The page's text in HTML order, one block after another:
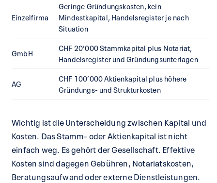
Einzelfirma
Geringe Gründungskosten, kein
Mindestkapital, Handelsregister je nach
Situation
GmbH
CHF 20’000 Stammkapital plus Notariat,
Handelsregister und Gründungsunterlagen
AG
CHF 100’000 Aktienkapital plus höhere
Gründungs- und Strukturkosten
Wichtig ist die Unterscheidung zwischen Kapital und
Kosten. Das Stamm- oder Aktienkapital ist nicht
einfach weg. Es gehört der Gesellschaft. Effektive
Kosten sind dagegen Gebühren, Notariatskosten,
Beratungsaufwand oder externe Dienstleistungen.